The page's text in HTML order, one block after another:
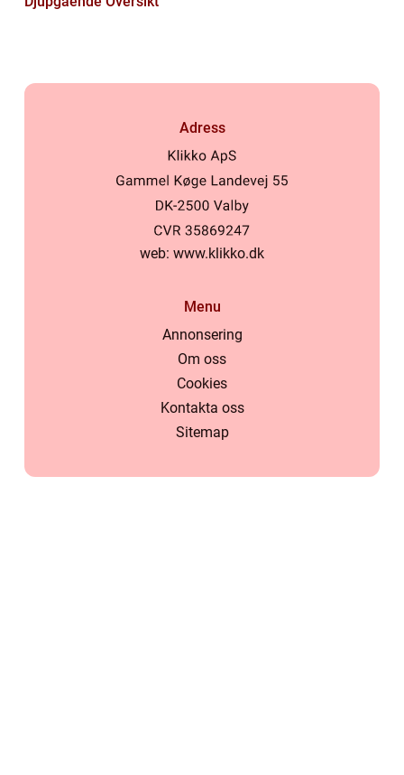
Adress
web: www.klikko.dk
Menu
Annonsering
Om oss
Cookies
Kontakta oss
Sitemap